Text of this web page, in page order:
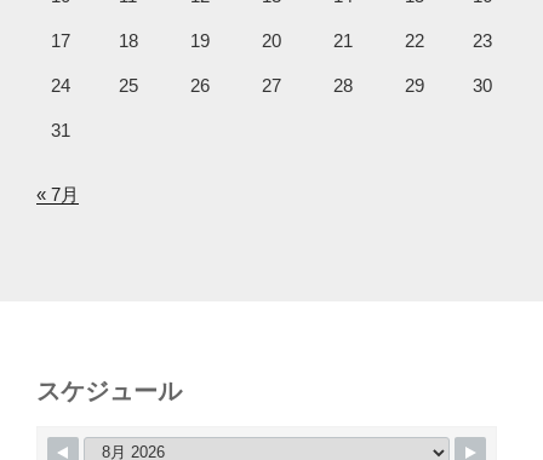
17 18 19 20 21 22 23
24 25 26 27 28 29 30
31
« 7月
スケジュール